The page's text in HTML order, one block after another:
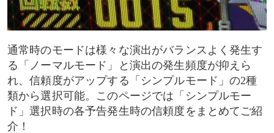
銀枠
金枠
モニターSU予告
通常枠
通常時のモードは様々な演出がバランスよく発生す
る「ノーマルモード」と演出の発生頻度が抑えら
れ、信頼度がアップする「シンプルモード」の2種
類から選択可能。このページでは「シンプルモー
ド」選択時の各予告発生時の信頼度をまとめてご紹
介！